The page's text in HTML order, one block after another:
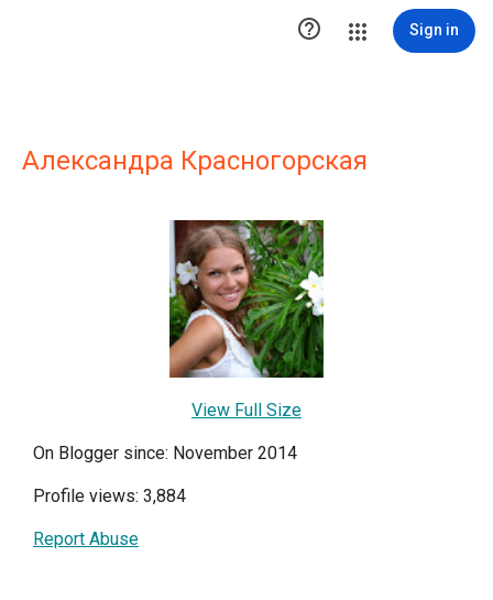
 Sign in
Александра Красногорская
View Full Size
On Blogger since: November 2014
Profile views: 3,884
Report Abuse